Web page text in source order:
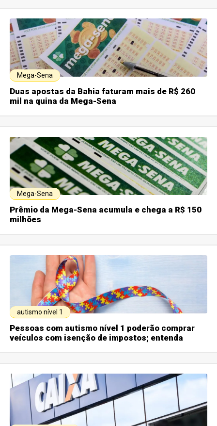
Mega-Sena
Duas apostas da Bahia faturam mais de R$ 260
mil na quina da Mega-Sena
Mega-Sena
Prêmio da Mega-Sena acumula e chega a R$ 150
milhões
autismo nível 1
Pessoas com autismo nível 1 poderão comprar
veículos com isenção de impostos; entenda